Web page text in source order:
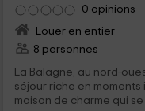
0 opinions
Louer en entier
8 personnes
La Balagne, au nord-
séjour riche en
maison de charme qui